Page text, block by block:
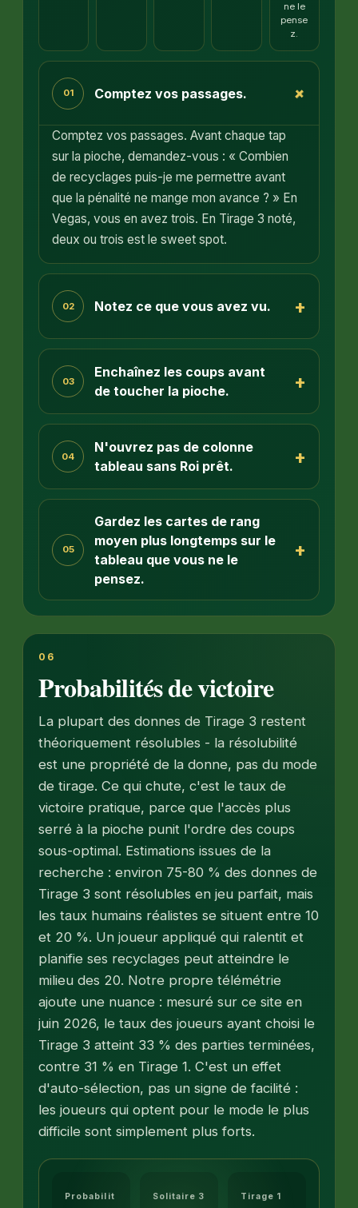
ne le
pense
z.
01 Comptez vos passages. +
Comptez vos passages. Avant chaque tap
sur la pioche, demandez-vous : « Combien
de recyclages puis-je me permettre avant
que la pénalité ne mange mon avance ? » En
Vegas, vous en avez trois. En Tirage 3 noté,
deux ou trois est le sweet spot.
02 Notez ce que vous avez vu. +
03
Enchaînez les coups avant
de toucher la pioche.
+
04
N'ouvrez pas de colonne
tableau sans Roi prêt.
+
05
Gardez les cartes de rang
moyen plus longtemps sur le
tableau que vous ne le
pensez.
+
06
Probabilités de victoire
La plupart des donnes de Tirage 3 restent
théoriquement résolubles - la résolubilité
est une propriété de la donne, pas du mode
de tirage. Ce qui chute, c'est le taux de
victoire pratique, parce que l'accès plus
serré à la pioche punit l'ordre des coups
sous-optimal. Estimations issues de la
recherche : environ 75-80 % des donnes de
Tirage 3 sont résolubles en jeu parfait, mais
les taux humains réalistes se situent entre 10
et 20 %. Un joueur appliqué qui ralentit et
planifie ses recyclages peut atteindre le
milieu des 20. Notre propre télémétrie
ajoute une nuance : mesuré sur ce site en
juin 2026, le taux des joueurs ayant choisi le
Tirage 3 atteint 33 % des parties terminées,
contre 31 % en Tirage 1. C'est un effet
d'auto-sélection, pas un signe de facilité :
les joueurs qui optent pour le mode le plus
difficile sont simplement plus forts.
Probabilit
Solitaire 3
Tirage 1